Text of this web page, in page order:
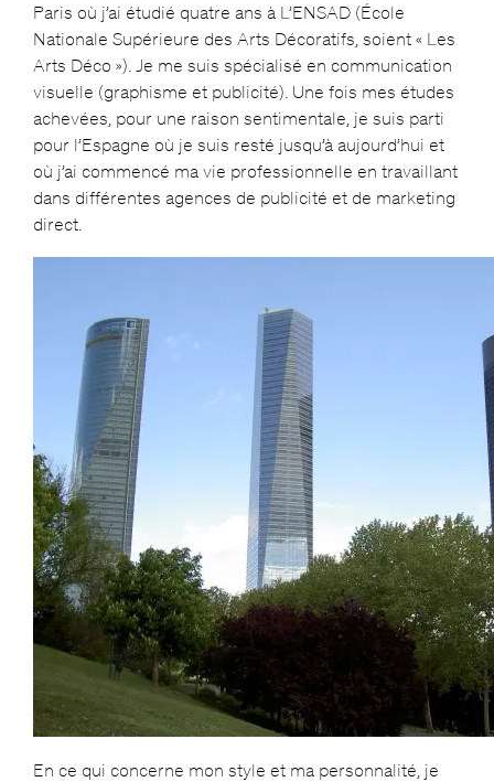
Paris où j’ai étudié quatre ans à L’ENSAD (École
Nationale Supérieure des Arts Décoratifs, soient « Les
Arts Déco »). Je me suis spécialisé en communication
visuelle (graphisme et publicité). Une fois mes études
achevées, pour une raison sentimentale, je suis parti
pour l’Espagne où je suis resté jusqu’à aujourd’hui et
où j’ai commencé ma vie professionnelle en travaillant
dans différentes agences de publicité et de marketing
direct.
En ce qui concerne mon style et ma personnalité, je